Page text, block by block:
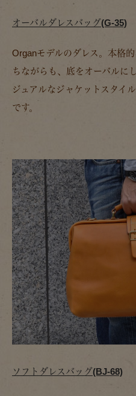
オーバルダレスバッグ(G-35)
Organモデルのダレス。本格
ちながらも、底をオーバルに
ジュアルなジャケットスタイ
です。
ソフトダレスバッグ(BJ-68)